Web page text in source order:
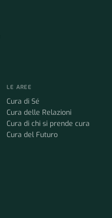
LE AREE
Cura di Sé
Cura delle Relazioni
Cura di chi si prende cura
Cura del Futuro